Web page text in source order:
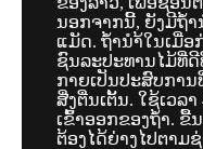
ນອກຈາກນີ້, ຍັງມີຖ້ຳ
ແມັດ. ຖ້ຳນຳ້ໃນເມື່ອ
ຊົນລະປະທານໄມ້ທີ່
ກາຍເປັນປະສົບກາ
ສີ່ງຕື່ນເຕັ້ນ. ໃຊ້ເວລ
ເຂົ້າອອກຂອງຖ້ຳ. ຂື້
ຕ້ອງໄດ້ຍ່າງໄປຕາມ